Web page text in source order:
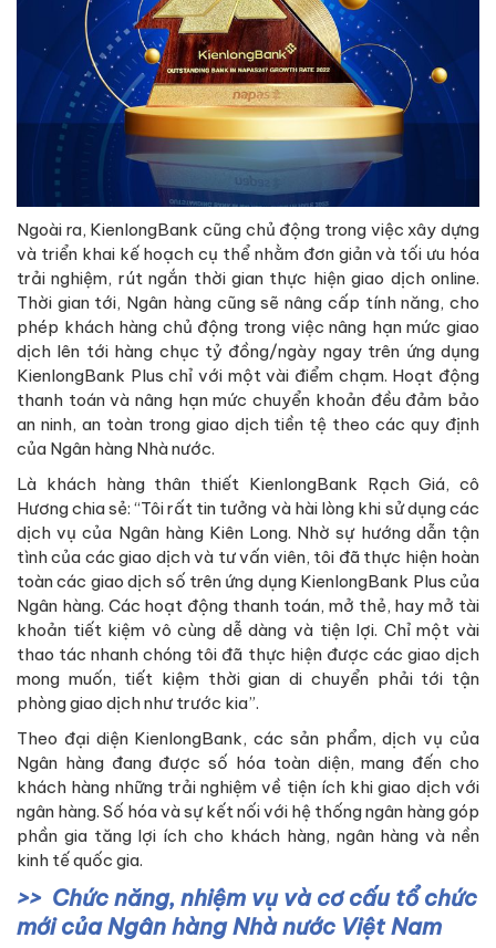
Ngoài ra, KienlongBank cũng chủ động trong việc xây dựng
và triển khai kế hoạch cụ thể nhằm đơn giản và tối ưu hóa
trải nghiệm, rút ngắn thời gian thực hiện giao dịch online.
Thời gian tới, Ngân hàng cũng sẽ nâng cấp tính năng, cho
phép khách hàng chủ động trong việc nâng hạn mức giao
dịch lên tới hàng chục tỷ đồng/ngày ngay trên ứng dụng
KienlongBank Plus chỉ với một vài điểm chạm. Hoạt động
thanh toán và nâng hạn mức chuyển khoản đều đảm bảo
an ninh, an toàn trong giao dịch tiền tệ theo các quy định
của Ngân hàng Nhà nước.
Là khách hàng thân thiết KienlongBank Rạch Giá, cô
Hương chia sẻ: “Tôi rất tin tưởng và hài lòng khi sử dụng các
dịch vụ của Ngân hàng Kiên Long. Nhờ sự hướng dẫn tận
tình của các giao dịch và tư vấn viên, tôi đã thực hiện hoàn
toàn các giao dịch số trên ứng dụng KienlongBank Plus của
Ngân hàng. Các hoạt động thanh toán, mở thẻ, hay mở tài
khoản tiết kiệm vô cùng dễ dàng và tiện lợi. Chỉ một vài
thao tác nhanh chóng tôi đã thực hiện được các giao dịch
mong muốn, tiết kiệm thời gian di chuyển phải tới tận
phòng giao dịch như trước kia”.
Theo đại diện KienlongBank, các sản phẩm, dịch vụ của
Ngân hàng đang được số hóa toàn diện, mang đến cho
khách hàng những trải nghiệm về tiện ích khi giao dịch với
ngân hàng. Số hóa và sự kết nối với hệ thống ngân hàng góp
phần gia tăng lợi ích cho khách hàng, ngân hàng và nền
kinh tế quốc gia.
Chức năng, nhiệm vụ và cơ cấu tổ chức
mới của Ngân hàng Nhà nước Việt Nam